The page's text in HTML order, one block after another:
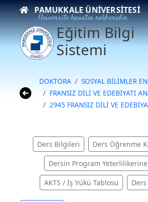
PAMUKKALE ÜNIVERSITESI
Üniversite hayatın rehberidir
Eğitim Bilgi
Sistemi
DOKTORA
SOSYAL BİLİMLER
FRANSIZ DİLİ VE EDEBİYATI
2945 FRANSIZ DİLİ VE
Ders Bilgileri Ders Öğrenme
Dersin Program Yeterlilikerine
AKTS / İş Yükü Tablosu